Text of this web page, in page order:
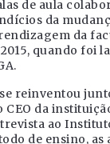
de aula
da
da
quando foi
se reinventou
CEO da
ao
de ensino,